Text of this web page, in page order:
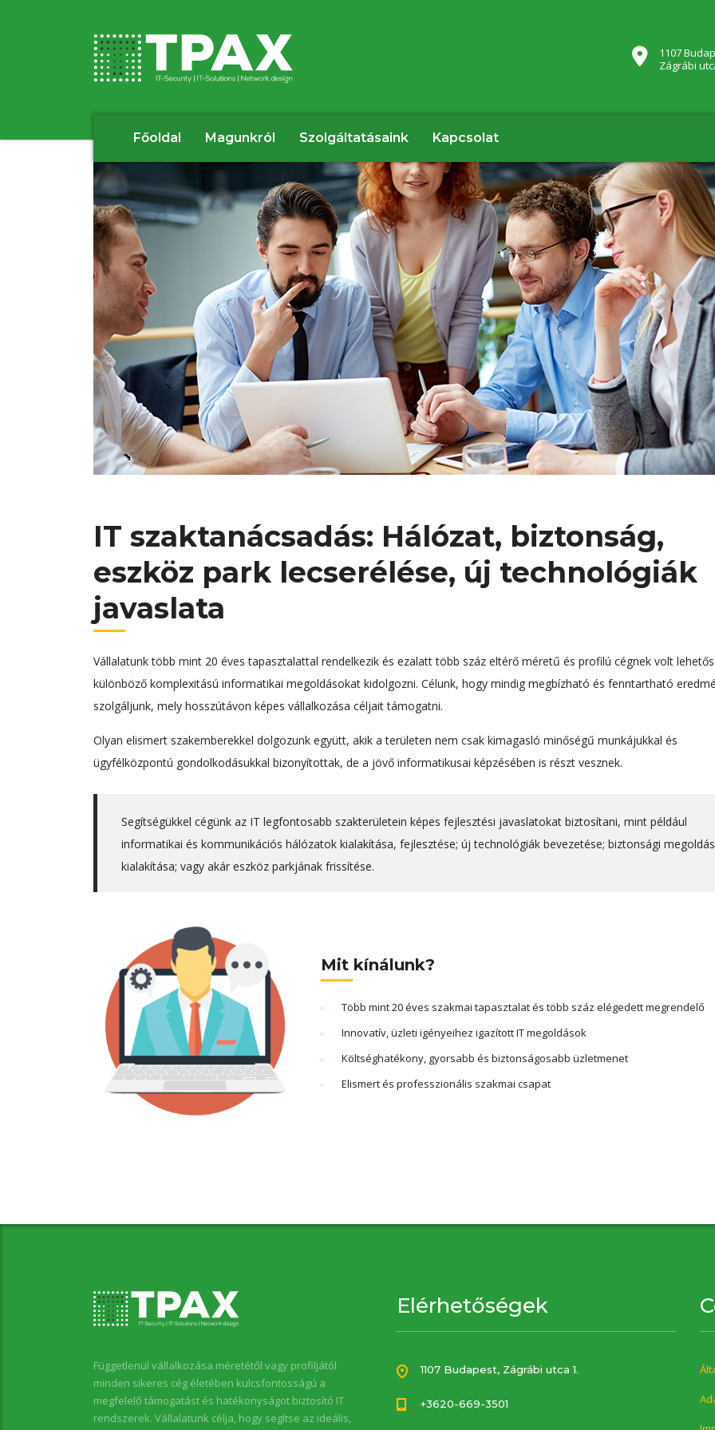
1107
Zágrábi
Főoldal Magunkról Szolgáltatásaink Kapcsolat
IT szaktanácsadás: Hálózat, biztonság,
eszköz park lecserélése, új technológiák
javaslata
Vállalatunk több mint 20 éves tapasztalattal rendelkezik és ezalatt több száz eltérő méretű és profilú cégnek volt
különböző komplexitású informatikai megoldásokat kidolgozni. Célunk, hogy mindig megbízható és fenntartható
szolgáljunk, mely hosszútávon képes vállalkozása céljait támogatni.
Olyan elismert szakemberekkel dolgozunk együtt, akik a területen nem csak kimagasló minőségű munkájukkal és
ügyfélközpontú gondolkodásukkal bizonyítottak, de a jövő informatikusai képzésében is részt vesznek.
Segítségükkel cégünk az IT legfontosabb szakterületein képes fejlesztési javaslatokat biztosítani, mint például
informatikai és kommunikációs hálózatok kialakítása, fejlesztése; új technológiák bevezetése; biztonsági
kialakítása; vagy akár eszköz parkjának frissítése.
Mit kínálunk?
Több mint 20 éves szakmai tapasztalat és több száz elégedett megrendelő
Innovatív, üzleti igényeihez igazított IT megoldások
Költséghatékony, gyorsabb és biztonságosabb üzletmenet
Elismert és professzionális szakmai csapat
Függetlenül vállalkozása méretétől vagy profiljától
minden sikeres cég életében kulcsfontosságú a
megfelelő támogatást és hatékonyságot biztosító IT
rendszerek. Vállalatunk célja, hogy segítse az ideális,
Elérhetőségek
1107 Budapest, Zágrábi utca 1.
+3620-669-3501